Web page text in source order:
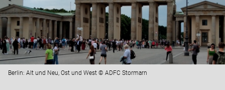
Berlin: Alt und Neu, Ost und West © ADFC Stormarn